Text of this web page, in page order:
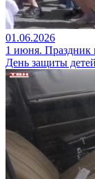
01.06.2026
1 июня. Праздник
День защиты